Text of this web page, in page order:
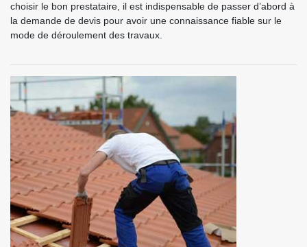
choisir le bon prestataire, il est indispensable de passer d’abord à
la demande de devis pour avoir une connaissance fiable sur le
mode de déroulement des travaux.